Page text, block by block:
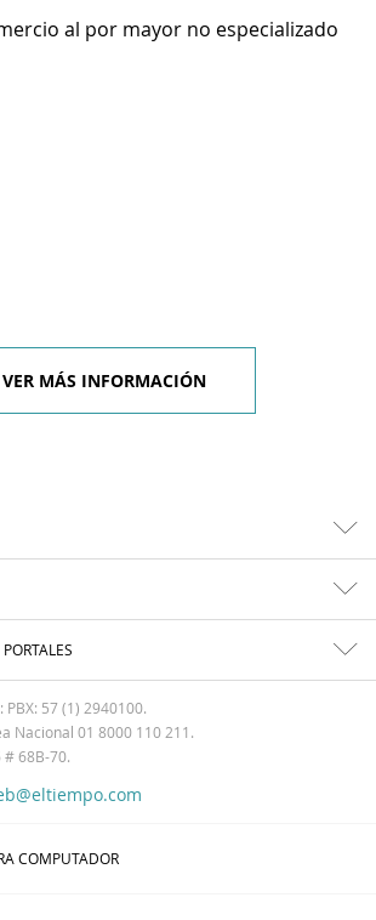
al por mayor no especializado
VER MÁS INFORMACIÓN
57 (1) 2940100.
Nacional 01 8000 110 211.
# 68B-70.
COMPUTADOR